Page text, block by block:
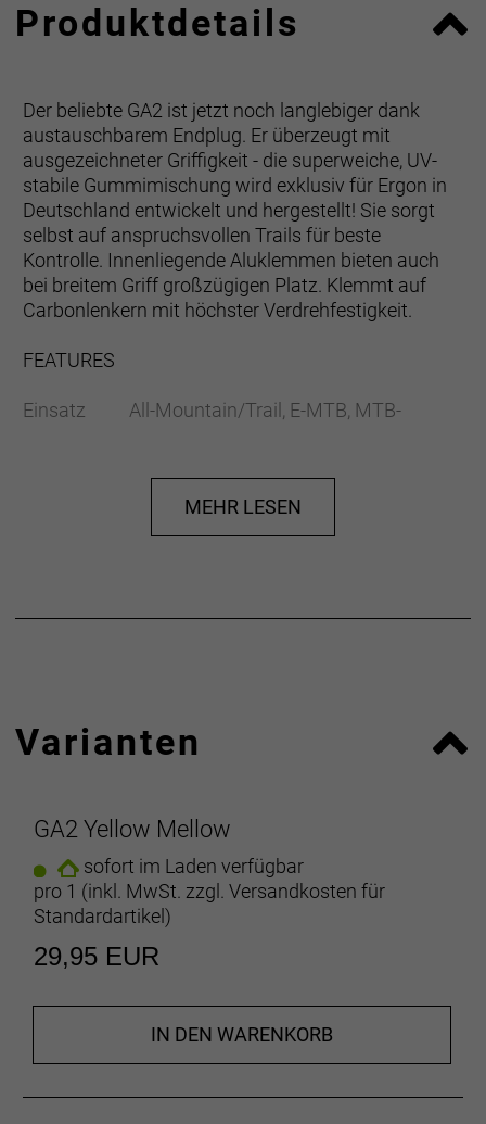
Produktdetails
Der beliebte GA2 ist jetzt noch langlebiger dank
austauschbarem Endplug. Er überzeugt mit
ausgezeichneter Griffigkeit - die superweiche, UV-
stabile Gummimischung wird exklusiv für Ergon in
Deutschland entwickelt und hergestellt! Sie sorgt
selbst auf anspruchsvollen Trails für beste
Kontrolle. Innenliegende Aluklemmen bieten auch
bei breitem Griff großzügigen Platz. Klemmt auf
Carbonlenkern mit höchster Verdrehfestigkeit.
FEATURES
Einsatz All-Mountain/Trail, E-MTB, MTB-
Größe One Size
Variante Standard
Klemme Aluminium, schwarz eloxiert
MEHR LESEN
Varianten
GA2 Yellow Mellow
sofort im Laden verfügbar
pro 1 (inkl. MwSt. zzgl. Versandkosten für
Standardartikel)
29,95 EUR
IN DEN WARENKORB